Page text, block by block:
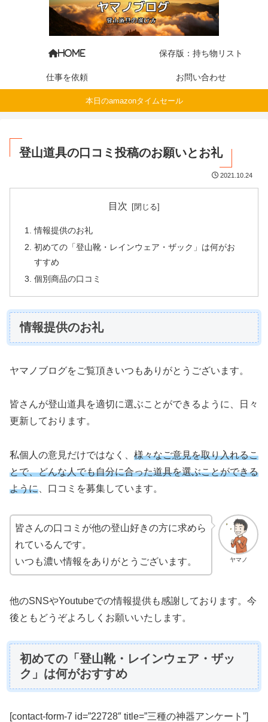
HOME 保存版：持ち物リスト
仕事を依頼 お問い合わせ
本日のamazonタイムセール
登山道具の口コミ投稿のお願いとお礼
2021.10.24
目次
情報提供のお礼
初めての「登山靴・レインウェア・ザック」は何がお
すすめ
個別商品の口コミ
情報提供のお礼
ヤマノブログをご覧頂きいつもありがとうございます。
皆さんが登山道具を適切に選ぶことができるように、日々
更新しております。
私個人の意見だけではなく、 様々なご意見を取り入れるこ
とで、どんな人でも自分に合った道具を選ぶことができる
ように 、口コミを募集しています。
ヤマノ
皆さんの口コミが他の登山好きの方に求めら
れているんです。
いつも濃い情報をありがとうございます。
他のSNSやYoutubeでの情報提供も感謝しております。今
後ともどうぞよろしくお願いいたします。
初めての「登山靴・レインウェア・ザッ
ク」は何がおすすめ
[contact-form-7 id=”22728″ title=”三種の神器アンケート”]